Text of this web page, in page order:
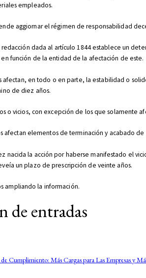
empleados.
aggiornar el régimen de responsabilidad
redacción dada al artículo 1844 establece un
en función de la entidad de la afectación de este.
afectan, en todo o en parte, la estabilidad o
de diez años.
o vicios, con excepción de los que solamente
afectan elementos de terminación y acabado
nacida la acción por haberse manifestado el
un plazo de prescripción de veinte años.
ampliando la información.
de entradas
Cumplimiento: Más Cargas para Las Empresas y